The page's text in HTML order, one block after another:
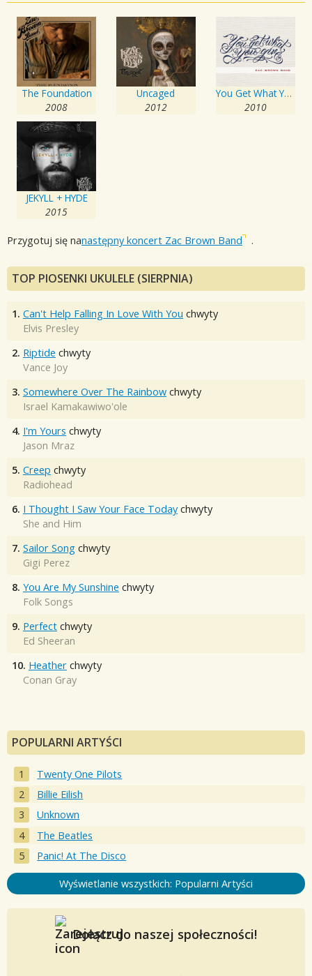
The Foundation
2008
Uncaged
2012
You Get What You Give
2010
JEKYLL + HYDE
2015
Przygotuj się nanastępny koncert Zac Brown Band .
TOP PIOSENKI UKULELE (SIERPNIA)
1. Can't Help Falling In Love With You chwyty
Elvis Presley
2. Riptide chwyty
Vance Joy
3. Somewhere Over The Rainbow chwyty
Israel Kamakawiwo'ole
4. I'm Yours chwyty
Jason Mraz
5. Creep chwyty
Radiohead
6. I Thought I Saw Your Face Today chwyty
She and Him
7. Sailor Song chwyty
Gigi Perez
8. You Are My Sunshine chwyty
Folk Songs
9. Perfect chwyty
Ed Sheeran
10. Heather chwyty
Conan Gray
POPULARNI ARTYŚCI
Twenty One Pilots
Billie Eilish
Unknown
The Beatles
Panic! At The Disco
Wyświetlanie wszystkich: Popularni Artyści
Dołącz do naszej społeczności!